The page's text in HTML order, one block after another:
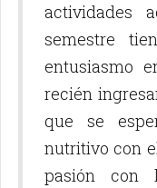
actividades
semestre
entusiasmo
recién
que se
nutritivo con
pasión con